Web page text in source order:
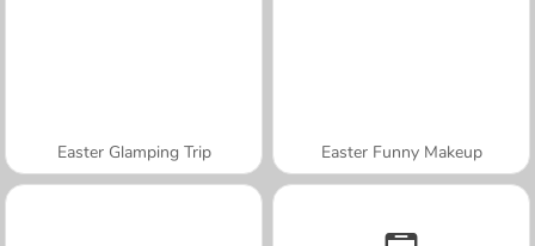
Easter Glamping Trip Easter Funny Makeup